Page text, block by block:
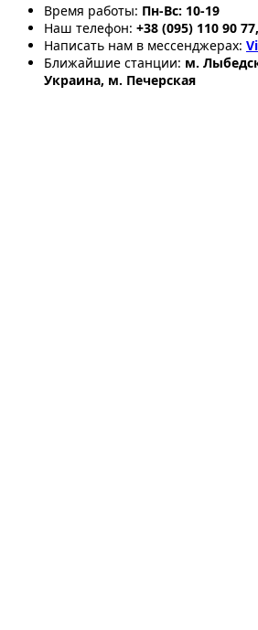
Время работы: Пн-Вс: 10-19
Наш телефон: +38 (095) 110 90
Написать нам в мессенджерах:
Ближайшие станции: м.
Украина, м. Печерская